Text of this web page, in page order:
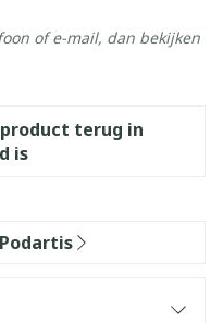
terug in
is
of e-mail, dan bekijken